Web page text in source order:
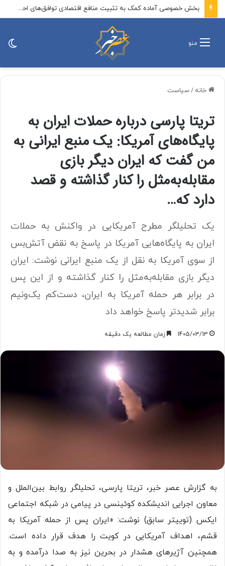
فرزند شهید علی لاریجانی: در ماجرای رد صلاحیت پدرم، آقای اژه‌ای مردانه ایستاد، حکم صادر شد و دست آنهایی که پرونده‌سازی کردند رو شد / در نهایت، موضوع در قالب نامه‌ای به اطلاع رهبر انقلاب نیز رسید
منو
خانه /سیاست
تریتا پارسی درباره حملات ایران به
پایگاه‌های آمریکا: یک منبع ایرانی به
من گفت که ایران دیگر بازی
مقابله‌به‌مثل را کنار گذاشته و قصد
دارد که…
یک تحلیلگر مطرح آمریکایی در واکنش به حملات
ایران به پایگاه‌هایی آمریکا در پاسخ به نقض آتش‌بس
از سوی آمریکا به نقل از یک منبع ایرانی نوشت: ایران
دیگر بازی مقابله‌به‌مثل را کنار گذاشته و از این پس
در برابر هر حمله آمریکا به ایران، دست‌کم یک‌ونیم
برابر شدیدتر پاسخ خواهد داد
1405/03/13 زمان مطالعه یک دقیقه
به گزارش عصر خبر، تریتا پارسی، تحلیلگر روابط بین‌الملل و
معاون اجرایی اندیشکده کوئینسی در پیامی در شبکه اجتماعی
ایکس (توییتر سابق) نوشت: «ایران پس از حمله آمریکا به
قشم، اهداف آمریکایی در کویت را هدف قرار داده است.
همچنین آژیرهای هشدار در بحرین نیز به صدا درآمده و به